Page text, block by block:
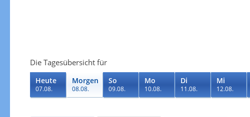
Die Tagesübersicht für
Heute
07.08.
Morgen
08.08.
So
09.08.
Mo
10.08.
Di
11.08.
Mi
12.08.